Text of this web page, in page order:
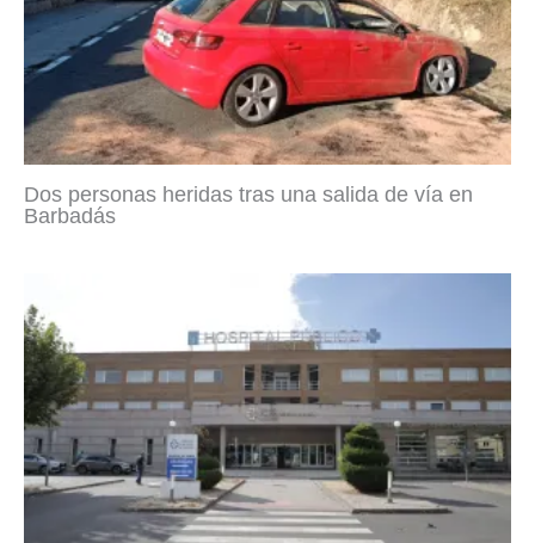
Dos personas heridas tras una salida de vía en
Barbadás